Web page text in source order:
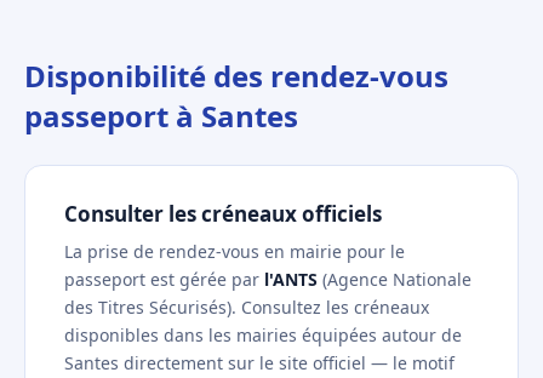
Disponibilité des rendez-vous
passeport à Santes
Consulter les créneaux officiels
La prise de rendez-vous en mairie pour le
passeport est gérée par l'ANTS (Agence Nationale
des Titres Sécurisés). Consultez les créneaux
disponibles dans les mairies équipées autour de
Santes directement sur le site officiel — le motif